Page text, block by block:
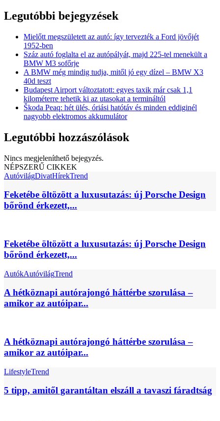
Legutóbbi bejegyzések
Mielőtt megszületett az autó: így tervezték a Ford jövőjét
1952-ben
Száz autó foglalta el az autópályát, majd 225-tel menekült a
BMW M3 sofőrje
A BMW még mindig tudja, mitől jó egy dízel – BMW X3
40d teszt
Budapest Airport változtatott: egyes taxik már csak 1,1
kilométerre tehetik ki az utasokat a termináltól
Škoda Peaq: hét ülés, óriási hatótáv és minden eddiginél
nagyobb elektromos akkumulátor
Legutóbbi hozzászólások
Nincs megjeleníthető bejegyzés.
NÉPSZERŰ CIKKEK
AutóvilágDivatHírekTrend
Feketébe öltözött a luxusutazás: új Porsche Design
bőrönd érkezett,...
Feketébe öltözött a luxusutazás: új Porsche Design
bőrönd érkezett,...
AutókAutóvilágTrend
A hétköznapi autórajongó háttérbe szorulása –
amikor az autóipar...
A hétköznapi autórajongó háttérbe szorulása –
amikor az autóipar...
LifestyleTrend
5 tipp, amitől garantáltan elszáll a tavaszi fáradtság